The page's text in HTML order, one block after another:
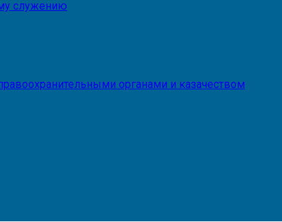
служению
органами и казачеством